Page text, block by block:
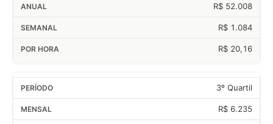
R$ 52.008
R$ 1.084
R$ 20,16
3º Quartil
R$ 6.235